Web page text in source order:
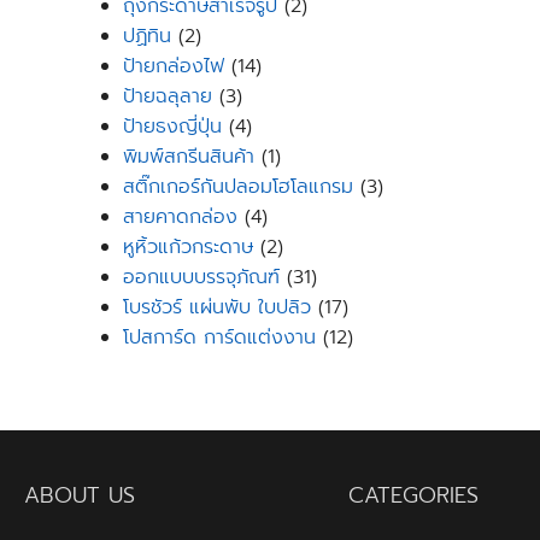
ถุงกระดาษสำเร็จรูป 2
ปฏิทิน 22
products
ป้ายกล่องไฟ 1414
ป้ายฉลุลาย 33
products
ป้ายธงญี่ปุ่น 44
products
พิมพ์สกรีนสินค้า 11
product
สติ๊กเกอร์กันปลอมโฮโลแกรม 33
สายคาดกล่อง 44
products
หูหิ้วแก้วกระดาษ 22
products
ออกแบบบรรจุภัณฑ์ 3131
products
โบรชัวร์ แผ่นพับ ใบปลิว 1717
products
โปสการ์ด การ์ดแต่งงาน 1212
ABOUT US CATEGORIES